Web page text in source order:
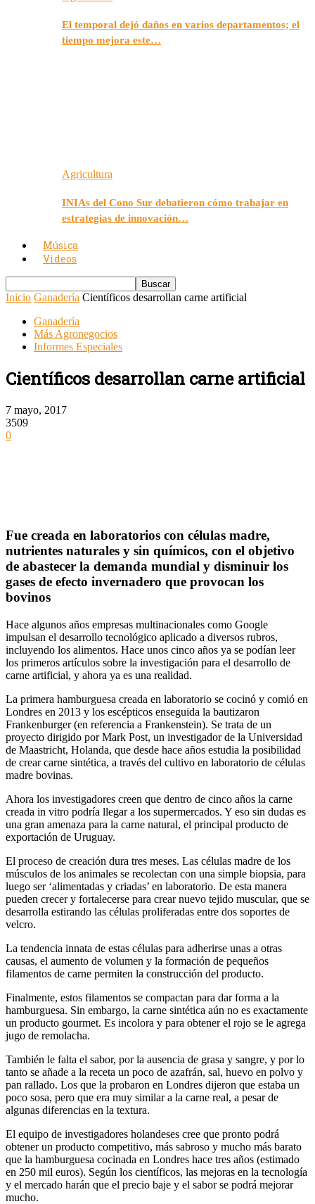
El temporal dejó daños en varios departamentos; el
tiempo mejora este…
Agricultura
INIAs del Cono Sur debatieron cómo trabajar en
estrategias de innovación…
Música
Videos
Inicio Ganadería Científicos desarrollan carne artificial
Ganadería
Más Agronegocios
Informes Especiales
Científicos desarrollan carne artificial
7 mayo, 2017
3509
0
Fue creada en laboratorios con células madre,
nutrientes naturales y sin químicos, con el objetivo
de abastecer la demanda mundial y disminuir los
gases de efecto invernadero que provocan los
bovinos
Hace algunos años empresas multinacionales como Google
impulsan el desarrollo tecnológico aplicado a diversos rubros,
incluyendo los alimentos. Hace unos cinco años ya se podían leer
los primeros artículos sobre la investigación para el desarrollo de
carne artificial, y ahora ya es una realidad.
La primera hamburguesa creada en laboratorio se cocinó y comió en
Londres en 2013 y los escépticos enseguida la bautizaron
Frankenburger (en referencia a Frankenstein). Se trata de un
proyecto dirigido por Mark Post, un investigador de la Universidad
de Maastricht, Holanda, que desde hace años estudia la posibilidad
de crear carne sintética, a través del cultivo en laboratorio de células
madre bovinas.
Ahora los investigadores creen que dentro de cinco años la carne
creada in vitro podría llegar a los supermercados. Y eso sin dudas es
una gran amenaza para la carne natural, el principal producto de
exportación de Uruguay.
El proceso de creación dura tres meses. Las células madre de los
músculos de los animales se recolectan con una simple biopsia, para
luego ser ‘alimentadas y criadas’ en laboratorio. De esta manera
pueden crecer y fortalecerse para crear nuevo tejido muscular, que se
desarrolla estirando las células proliferadas entre dos soportes de
velcro.
La tendencia innata de estas células para adherirse unas a otras
causas, el aumento de volumen y la formación de pequeños
filamentos de carne permiten la construcción del producto.
Finalmente, estos filamentos se compactan para dar forma a la
hamburguesa. Sin embargo, la carne sintética aún no es exactamente
un producto gourmet. Es incolora y para obtener el rojo se le agrega
jugo de remolacha.
También le falta el sabor, por la ausencia de grasa y sangre, y por lo
tanto se añade a la receta un poco de azafrán, sal, huevo en polvo y
pan rallado. Los que la probaron en Londres dijeron que estaba un
poco sosa, pero que era muy similar a la carne real, a pesar de
algunas diferencias en la textura.
El equipo de investigadores holandeses cree que pronto podrá
obtener un producto competitivo, más sabroso y mucho más barato
que la hamburguesa cocinada en Londres hace tres años (estimado
en 250 mil euros). Según los científicos, las mejoras en la tecnología
y el mercado harán que el precio baje y el sabor se podrá mejorar
mucho.